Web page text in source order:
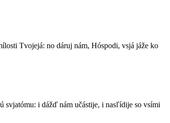
Tvojejá: no dáruj nám, Hóspodi, vsjá jáže ko
svjatómu: i dážď nám učástije, i nasľídije so vsími